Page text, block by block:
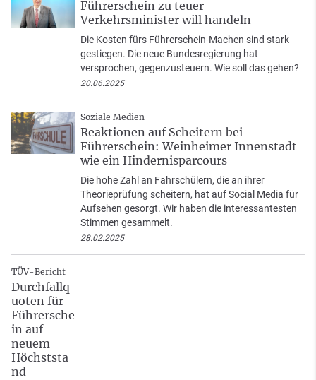
Führerschein zu teuer –
Verkehrsminister will handeln
Die Kosten fürs Führerschein-Machen sind stark
gestiegen. Die neue Bundesregierung hat
versprochen, gegenzusteuern. Wie soll das gehen?
20.06.2025
Soziale Medien
Reaktionen auf Scheitern bei
Führerschein: Weinheimer Innenstadt
wie ein Hindernisparcours
Die hohe Zahl an Fahrschülern, die an ihrer
Theorieprüfung scheitern, hat auf Social Media für
Aufsehen gesorgt. Wir haben die interessantesten
Stimmen gesammelt.
28.02.2025
TÜV-Bericht
Durchfallq
uoten für
Führersche
in auf
neuem
Höchststa
nd